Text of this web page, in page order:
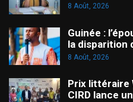
8 Août, 2026
Guinée :
la disparition
8 Août, 2026
Prix littéraire
CIRD lance